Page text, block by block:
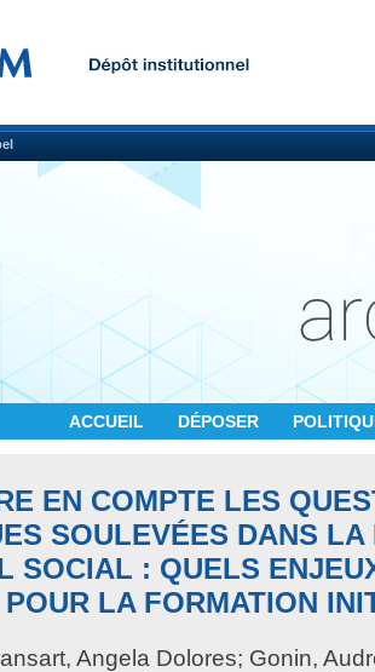
ACCUEIL DÉPOSER
EN COMPTE LES
SOULEVÉES DANS LA
SOCIAL : QUELS
LA FORMATION
Angela Dolores; Gonin,